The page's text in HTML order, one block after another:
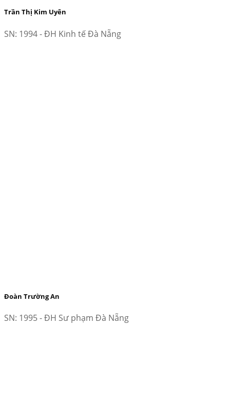
Trần Thị Kim Uyên
SN: 1994 - ĐH Kinh tế Đà Nẵng
Đoàn Trường An
SN: 1995 - ĐH Sư phạm Đà Nẵng